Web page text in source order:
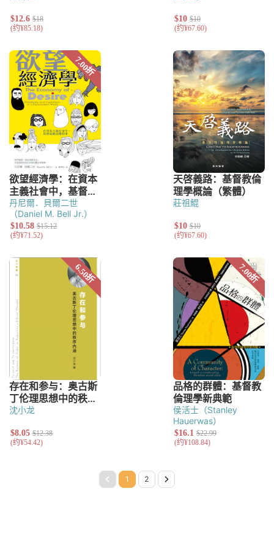
丹尼爾．貝爾二世
（Daniel M. Bell Jr.）
莊祖鯤
沈小龙
侯活士（Stanley
Hauerwas）